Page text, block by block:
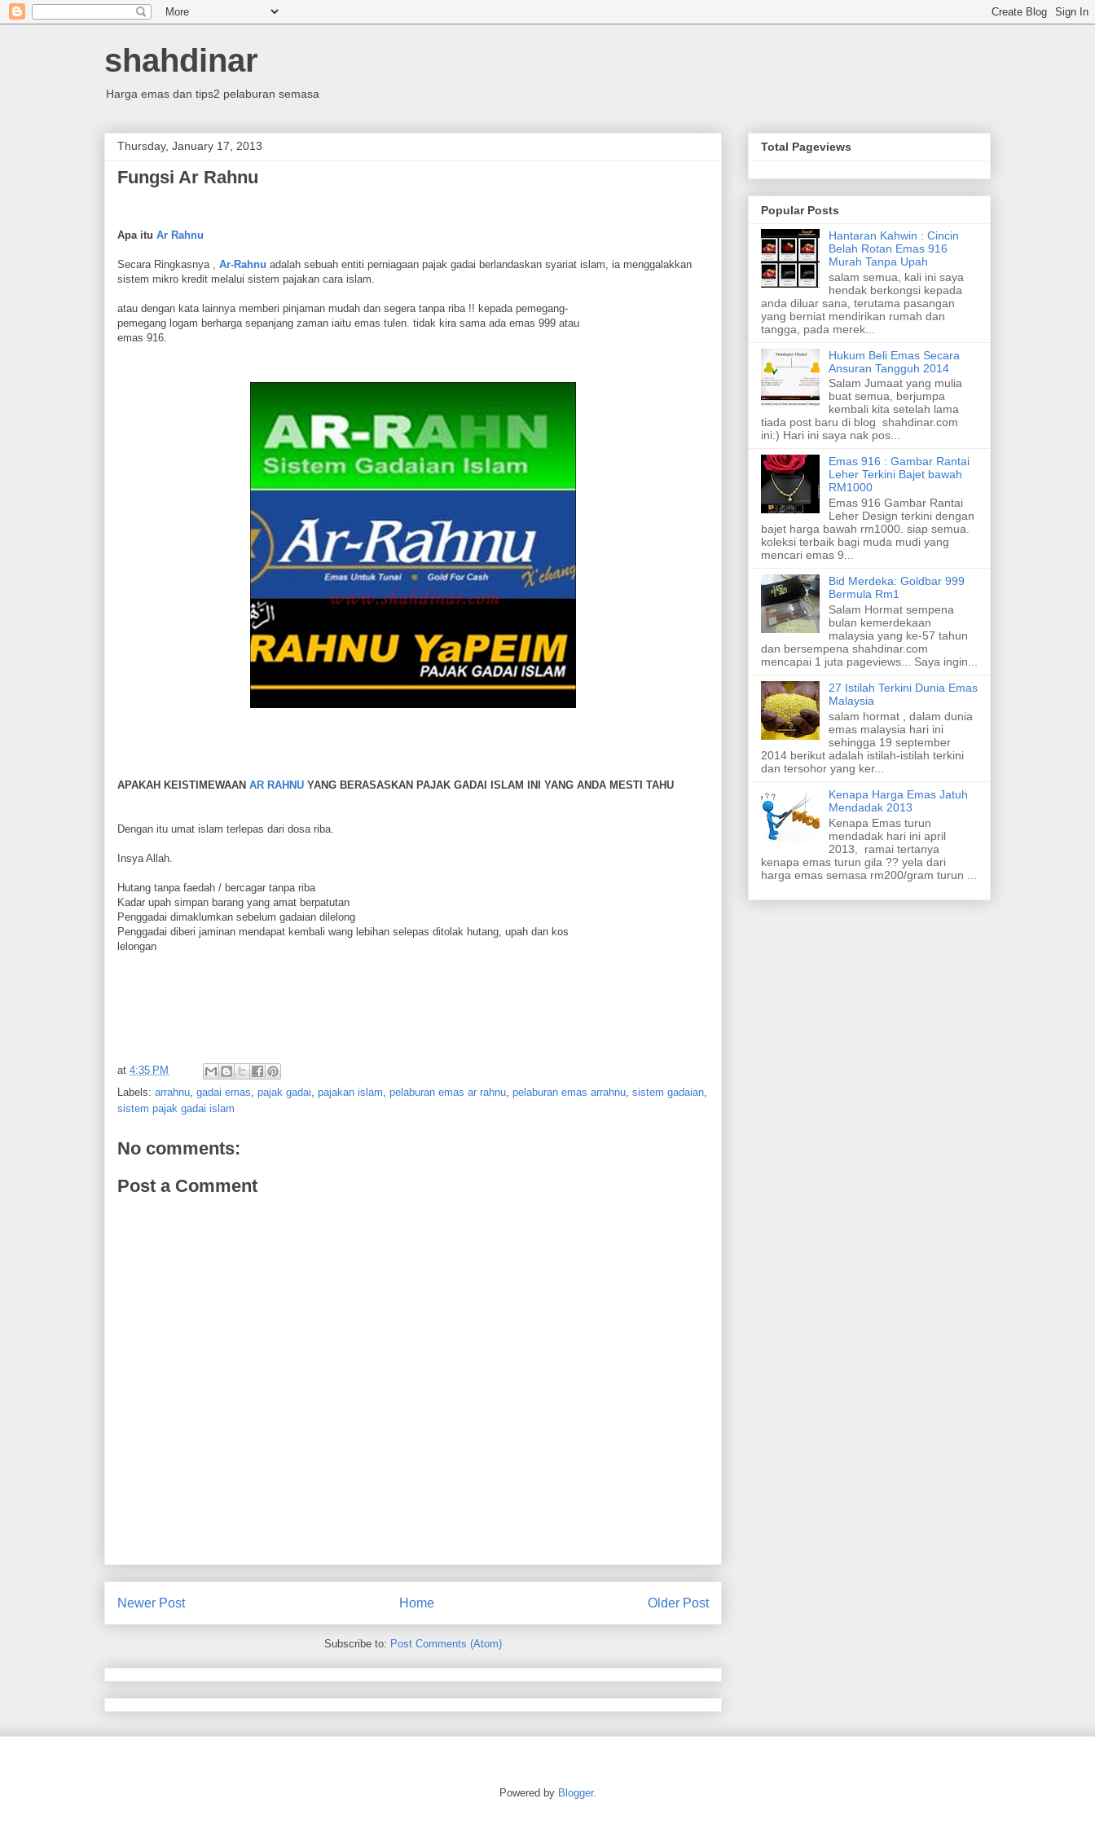
shahdinar
Harga emas dan tips2 pelaburan semasa
Thursday, January 17, 2013
Fungsi Ar Rahnu
Apa itu Ar Rahnu
Secara Ringkasnya , Ar-Rahnu adalah sebuah entiti perniagaan pajak gadai berlandaskan syariat islam, ia menggalakkan
sistem mikro kredit melalui sistem pajakan cara islam.
atau dengan kata lainnya memberi pinjaman mudah dan segera tanpa riba !! kepada pemegang-
pemegang logam berharga sepanjang zaman iaitu emas tulen. tidak kira sama ada emas 999 atau
emas 916.
APAKAH KEISTIMEWAAN AR RAHNU YANG BERASASKAN PAJAK GADAI ISLAM INI YANG ANDA MESTI TAHU
Dengan itu umat islam terlepas dari dosa riba.
Insya Allah.
Hutang tanpa faedah / bercagar tanpa riba
Kadar upah simpan barang yang amat berpatutan
Penggadai dimaklumkan sebelum gadaian dilelong
Penggadai diberi jaminan mendapat kembali wang lebihan selepas ditolak hutang, upah dan kos
lelongan
at 4:35 PM
Labels: arrahnu, gadai emas, pajak gadai, pajakan islam, pelaburan emas ar rahnu, pelaburan emas arrahnu, sistem gadaian,
sistem pajak gadai islam
No comments:
Post a Comment
Newer Post Older Post
Home
Subscribe to: Post Comments (Atom)
Total Pageviews
Popular Posts
Hantaran Kahwin : Cincin
Belah Rotan Emas 916
Murah Tanpa Upah
salam semua, kali ini saya
hendak berkongsi kepada
anda diluar sana, terutama pasangan
yang berniat mendirikan rumah dan
tangga, pada merek...
Hukum Beli Emas Secara
Ansuran Tangguh 2014
Salam Jumaat yang mulia
buat semua, berjumpa
kembali kita setelah lama
tiada post baru di blog shahdinar.com
ini:) Hari ini saya nak pos...
Emas 916 : Gambar Rantai
Leher Terkini Bajet bawah
RM1000
Emas 916 Gambar Rantai
Leher Design terkini dengan
bajet harga bawah rm1000. siap semua.
koleksi terbaik bagi muda mudi yang
mencari emas 9...
Bid Merdeka: Goldbar 999
Bermula Rm1
Salam Hormat sempena
bulan kemerdekaan
malaysia yang ke-57 tahun
dan bersempena shahdinar.com
mencapai 1 juta pageviews... Saya ingin...
27 Istilah Terkini Dunia Emas
Malaysia
salam hormat , dalam dunia
emas malaysia hari ini
sehingga 19 september
2014 berikut adalah istilah-istilah terkini
dan tersohor yang ker...
Kenapa Harga Emas Jatuh
Mendadak 2013
Kenapa Emas turun
mendadak hari ini april
2013, ramai tertanya
kenapa emas turun gila ?? yela dari
harga emas semasa rm200/gram turun ...
Powered by Blogger.